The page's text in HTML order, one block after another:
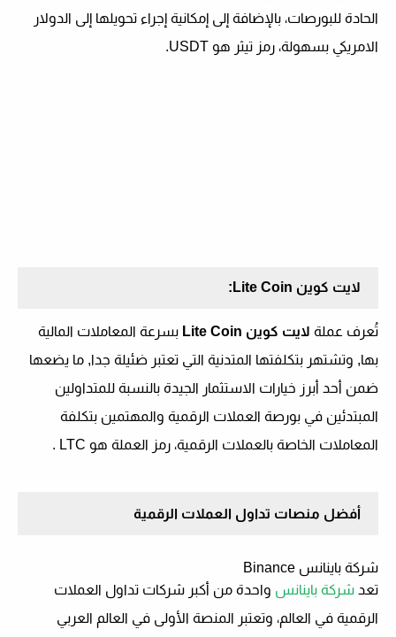
الحادة للبورصات، بالإضافة إلى إمكانية إجراء تحويلها إلى الدولار
الامريكي بسهولة، رمز تيثر هو USDT
.
لايت كوين Lite Coin
:
تُعرف عملة لايت كوين Lite Coin بسرعة المعاملات المالية
بها, وتشتهر بتكلفتها المتدنية التي تعتبر ضئيلة جدا, ما يضعها
ضمن أحد أبرز خيارات الاستثمار الجيدة بالنسبة للمتداولين
المبتدئين في بورصة العملات الرقمية والمهتمين بتكلفة
المعاملات الخاصة بالعملات الرقمية، رمز العملة هو LTC
.
أفضل منصات تداول العملات الرقمية
شركة باينانس Binance
تعد شركة باينانس واحدة من أكبر شركات تداول العملات
الرقمية في العالم، وتعتبر المنصة الأولى في العالم العربي